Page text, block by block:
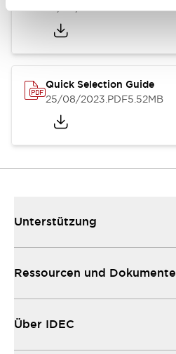
25/08/2023.PDF359.51KB
Quick Selection Guide
25/08/2023.PDF5.52MB
Unterstützung
Ressourcen und Dokumente
Über IDEC